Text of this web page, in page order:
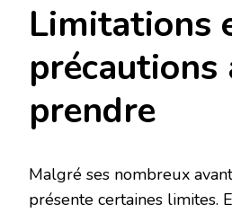
Limitations
précautions
prendre
Malgré ses nombreux
présente certaines limites.